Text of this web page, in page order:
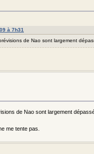
à 7h31
de Nao sont largement
de Nao sont largement
me tente pas.